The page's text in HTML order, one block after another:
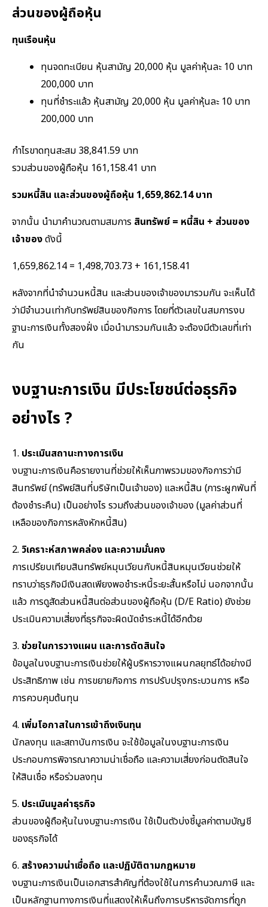
ส่วนของผู้ถือหุ้น
ทุนเรือนหุ้น
ทุนจดทะเบียน หุ้นสามัญ 20,000 หุ้น มูลค่าหุ้นละ 10 บาท
200,000 บาท
ทุนที่ชำระแล้ว หุ้นสามัญ 20,000 หุ้น มูลค่าหุ้นละ 10 บาท
200,000 บาท
กำไรขาดทุนสะสม 38,841.59 บาท
รวมส่วนของผู้ถือหุ้น 161,158.41 บาท
รวมหนี้สิน และส่วนของผู้ถือหุ้น 1,659,862.14 บาท
จากนั้น นำมาคำนวณตามสมการ สินทรัพย์ = หนี้สิน + ส่วนของ
เจ้าของดังนี้
1,659,862.14 = 1,498,703.73 + 161,158.41
หลังจากที่นำจำนวนหนี้สิน และส่วนของเจ้าของมารวมกัน จะเห็นได้
ว่ามีจำนวนเท่ากับทรัพย์สินของกิจการ โดยที่ตัวเลขในสมการงบ
ฐานะการเงินทั้งสองฝั่ง เมื่อนำมารวมกันแล้ว จะต้องมีตัวเลขที่เท่า
กัน
งบฐานะการเงิน มีประโยชน์ต่อธุรกิจ
อย่างไร ?
1. ประเมินสถานะทางการเงิน
งบฐานะการเงินคือรายงานที่ช่วยให้เห็นภาพรวมของกิจการว่ามี
สินทรัพย์ (ทรัพย์สินที่บริษัทเป็นเจ้าของ) และหนี้สิน (ภาระผูกพันที่
ต้องชำระคืน) เป็นอย่างไร รวมถึงส่วนของเจ้าของ (มูลค่าส่วนที่
เหลือของกิจการหลังหักหนี้สิน)
2. วิเคราะห์สภาพคล่อง และความมั่นคง
การเปรียบเทียบสินทรัพย์หมุนเวียนกับหนี้สินหมุนเวียนช่วยให้
ทราบว่าธุรกิจมีเงินสดเพียงพอชำระหนี้ระยะสั้นหรือไม่ นอกจากนั้น
แล้ว การดูสัดส่วนหนี้สินต่อส่วนของผู้ถือหุ้น (D/E Ratio) ยังช่วย
ประเมินความเสี่ยงที่ธุรกิจจะผิดนัดชำระหนี้ได้อีกด้วย
3. ช่วยในการวางแผน และการตัดสินใจ
ข้อมูลในงบฐานะการเงินช่วยให้ผู้บริหารวางแผนกลยุทธ์ได้อย่างมี
ประสิทธิภาพ เช่น การขยายกิจการ การปรับปรุงกระบวนการ หรือ
การควบคุมต้นทุน
4. เพิ่มโอกาสในการเข้าถึงเงินทุน
นักลงทุน และสถาบันการเงิน จะใช้ข้อมูลในงบฐานะการเงิน
ประกอบการพิจารณาความน่าเชื่อถือ และความเสี่ยงก่อนตัดสินใจ
ให้สินเชื่อ หรือร่วมลงทุน
5. ประเมินมูลค่าธุรกิจ
ส่วนของผู้ถือหุ้นในงบฐานะการเงิน ใช้เป็นตัวบ่งชี้มูลค่าตามบัญชี
ของธุรกิจได้
6. สร้างความน่าเชื่อถือ และปฏิบัติตามกฎหมาย
งบฐานะการเงินเป็นเอกสารสำคัญที่ต้องใช้ในการคำนวณภาษี และ
เป็นหลักฐานทางการเงินที่แสดงให้เห็นถึงการบริหารจัดการที่ถูก